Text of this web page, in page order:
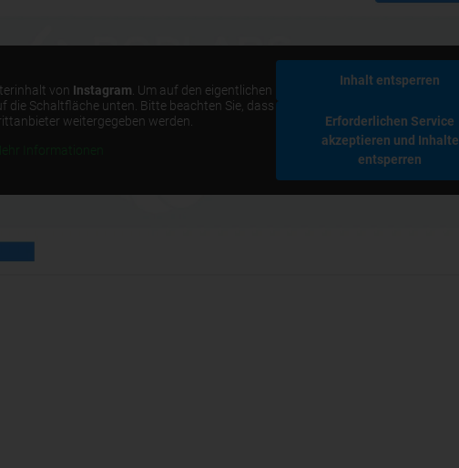
von Instagram . Um auf den eigentlichen
die Schaltfläche unten. Bitte beachten Sie, dass
weitergegeben werden.
Inhalt entsperren
Erforderlichen Service
akzeptieren und Inhalte
entsperren